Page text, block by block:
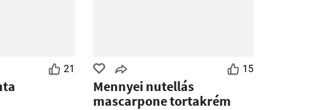
21 15
Mennyei nutellás
mascarpone tortakrém